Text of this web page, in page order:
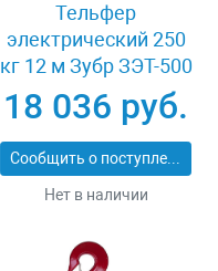
Тельфер
электрический 250
кг 12 м Зубр ЗЭТ-500
18 036 руб.
Сообщить о поступлении
Нет в наличии